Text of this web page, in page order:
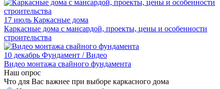
17 июль Каркасные дома
Каркасные дома с мансардой, проекты, цены и особенности
строительства
10 декабрь Фундамент / Видео
Видео монтажа свайного фундамента
Наш опрос
Что для Вас важнее при выборе каркасного дома